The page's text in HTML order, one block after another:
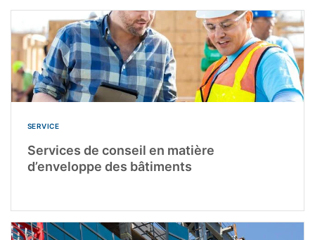
SERVICE
Services de conseil en matière
d’enveloppe des bâtiments